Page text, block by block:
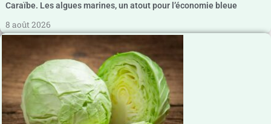
Caraïbe. Les algues marines, un atout pour l’économie bleue
8 août 2026